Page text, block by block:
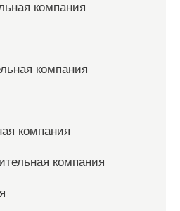
компания
компания
компания
компания